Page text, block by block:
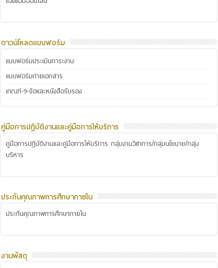
ดาวน์โหลดแบบฟอร์ม
แบบฟอร์มประเมินภาระงาน
แบบฟอร์มถ่ายเอกสาร
เกณฑ์-9-ข้อและหนังสือรับรอง
คู่มือการปฏิบัติงานและคู่มือการให้บริการ
คู่มือการปฏิบัติงานและคู่มือการให้บริการ กลุ่มงานวิชาการ/กลุ่มนโยบาย/กลุ่ม
บริหาร
ประกันคุณภาพการศึกษาภายใน
ประกันคุณภาพการศึกษาภายใน
งานพัสดุ